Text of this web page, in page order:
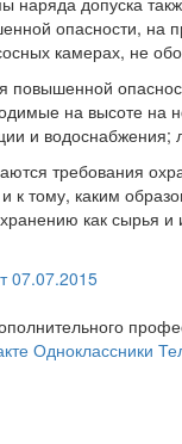
опасности, на
камерах, не
повышенной
на высоте на
и
требования
к тому, каким
как сырья
07.07.2015
Одноклассники